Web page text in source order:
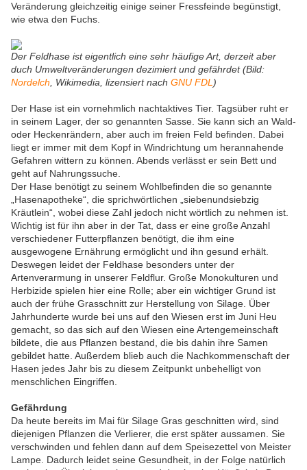
Veränderung gleichzeitig einige seiner Fressfeinde begünstigt,
wie etwa den Fuchs.
Der Feldhase ist eigentlich eine sehr häufige Art, derzeit aber
duch Umweltveränderungen dezimiert und gefährdet (Bild:
Nordelch , Wikimedia, lizensiert nach GNU FDL )
Der Hase ist ein vornehmlich nachtaktives Tier. Tagsüber ruht er
in seinem Lager, der so genannten Sasse. Sie kann sich an Wald-
oder Heckenrändern, aber auch im freien Feld befinden. Dabei
liegt er immer mit dem Kopf in Windrichtung um herannahende
Gefahren wittern zu können. Abends verlässt er sein Bett und
geht auf Nahrungssuche.
Der Hase benötigt zu seinem Wohlbefinden die so genannte
„Hasenapotheke“, die sprichwörtlichen „siebenundsiebzig
Kräutlein“, wobei diese Zahl jedoch nicht wörtlich zu nehmen ist.
Wichtig ist für ihn aber in der Tat, dass er eine große Anzahl
verschiedener Futterpflanzen benötigt, die ihm eine
ausgewogene Ernährung ermöglicht und ihn gesund erhält.
Deswegen leidet der Feldhase besonders unter der
Artenverarmung in unserer Feldflur. Große Monokulturen und
Herbizide spielen hier eine Rolle; aber ein wichtiger Grund ist
auch der frühe Grasschnitt zur Herstellung von Silage. Über
Jahrhunderte wurde bei uns auf den Wiesen erst im Juni Heu
gemacht, so das sich auf den Wiesen eine Artengemeinschaft
bildete, die aus Pflanzen bestand, die bis dahin ihre Samen
gebildet hatte. Außerdem blieb auch die Nachkommenschaft der
Hasen jedes Jahr bis zu diesem Zeitpunkt unbehelligt von
menschlichen Eingriffen.
Gefährdung
Da heute bereits im Mai für Silage Gras geschnitten wird, sind
diejenigen Pflanzen die Verlierer, die erst später aussamen. Sie
verschwinden und fehlen dann auf dem Speisezettel von Meister
Lampe. Dadurch leidet seine Gesundheit, in der Folge natürlich